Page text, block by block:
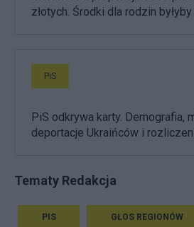
złotych. Środki dla rodzin
PiS
PiS odkrywa karty. Demografia,
deportacje Ukraińców i
Tematy Redakcja
PIS GŁOS REGIONÓW